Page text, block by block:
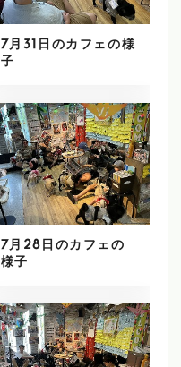
7月31日のカフェの様
子
7月28日のカフェの
様子